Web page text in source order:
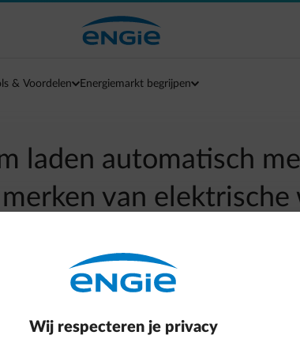
& Voordelen Energiemarkt begrijpen
laden automatisch
van elektrische
Terug naar contactpagina
een afstand laadsessies kan starten of stoppen, zelfs
of je wagen helemaal compatibel is.
Wij respecteren je privacy